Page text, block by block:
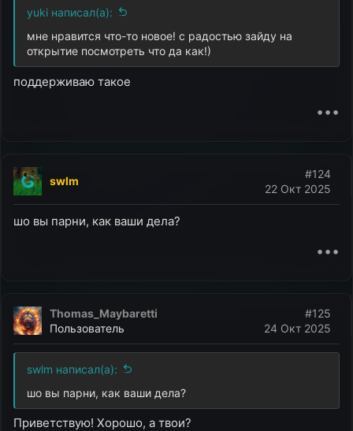
yuki написал(а):
мне нравится что-то новое! с радостью зайду на
открытие посмотреть что да как!)
поддерживаю такое
•••
swlm
22 Окт 2025
#124
шо вы парни, как ваши дела?
•••
Thomas_Maybaretti
Пользователь
24 Окт 2025
#125
swlm написал(а):
шо вы парни, как ваши дела?
Приветствую! Хорошо, а твои?